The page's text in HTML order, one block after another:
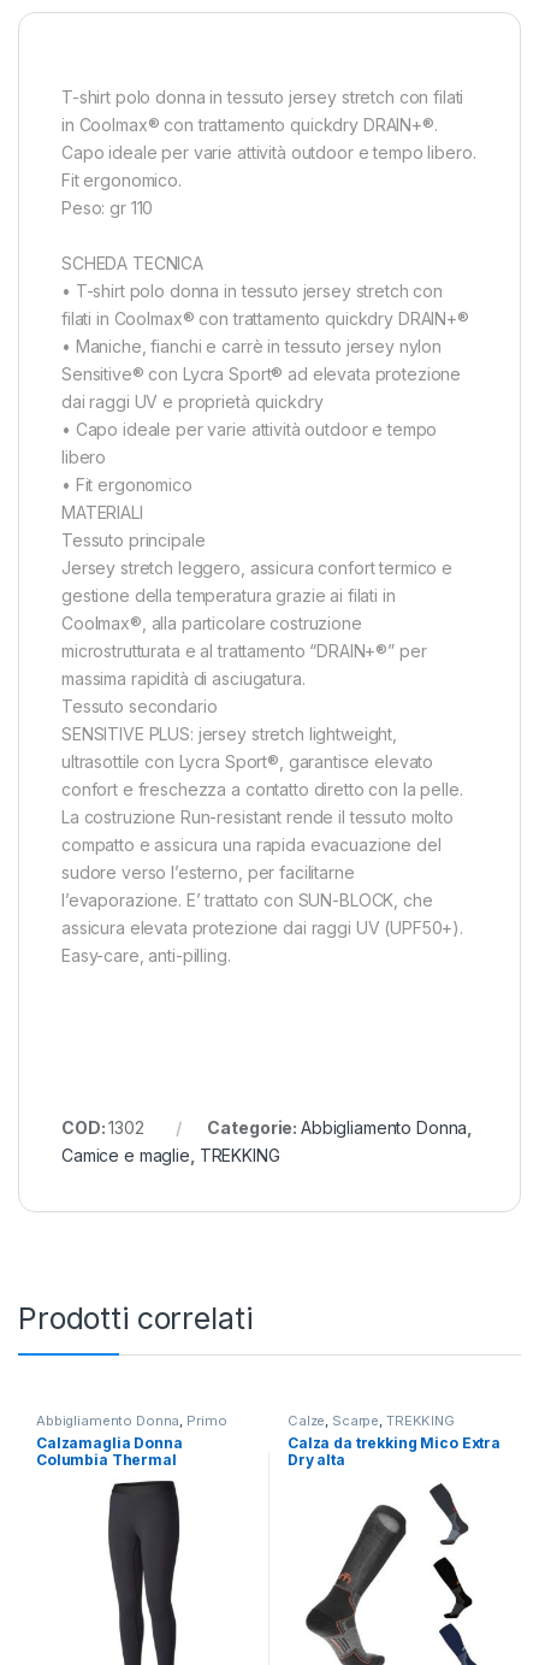
T-shirt polo donna in tessuto jersey stretch con filati
in Coolmax® con trattamento quickdry DRAIN+®.
Capo ideale per varie attività outdoor e tempo libero.
Fit ergonomico.
Peso: gr 110
SCHEDA TECNICA
• T-shirt polo donna in tessuto jersey stretch con
filati in Coolmax® con trattamento quickdry DRAIN+®
• Maniche, fianchi e carrè in tessuto jersey nylon
Sensitive® con Lycra Sport® ad elevata protezione
dai raggi UV e proprietà quickdry
• Capo ideale per varie attività outdoor e tempo
libero
• Fit ergonomico
MATERIALI
Tessuto principale
Jersey stretch leggero, assicura confort termico e
gestione della temperatura grazie ai filati in
Coolmax®, alla particolare costruzione
microstrutturata e al trattamento “DRAIN+®” per
massima rapidità di asciugatura.
Tessuto secondario
SENSITIVE PLUS: jersey stretch lightweight,
ultrasottile con Lycra Sport®, garantisce elevato
confort e freschezza a contatto diretto con la pelle.
La costruzione Run-resistant rende il tessuto molto
compatto e assicura una rapida evacuazione del
sudore verso l’esterno, per facilitarne
l’evaporazione. E’ trattato con SUN-BLOCK, che
assicura elevata protezione dai raggi UV (UPF50+).
Easy-care, anti-pilling.
COD:1302 Categorie: Abbigliamento Donna
Camice e maglie TREKKING
Prodotti correlati
Abbigliamento Donna, Primo
strato TREKKING
Calzamaglia Donna
Columbia Thermal
Calze, Scarpe, TREKKING
Calza da trekking Mico Extra
Dry alta